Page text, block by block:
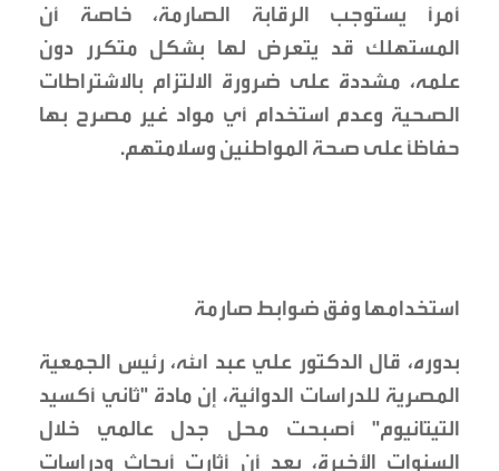
أمراً يستوجب الرقابة الصارمة، خاصة أن
المستهلك قد يتعرض لها بشكل متكرر دون
علمه، مشددة على ضرورة الالتزام بالاشتراطات
الصحية وعدم استخدام أي مواد غير مصرح بها
حفاظاً على صحة المواطنين وسلامتهم.
استخدامها وفق ضوابط صارمة
بدوره، قال الدكتور علي عبد الله، رئيس الجمعية
المصرية للدراسات الدوائية، إن مادة "ثاني أكسيد
التيتانيوم" أصبحت محل جدل عالمي خلال
السنوات الأخيرة، بعد أن أثارت أبحاث ودراسات